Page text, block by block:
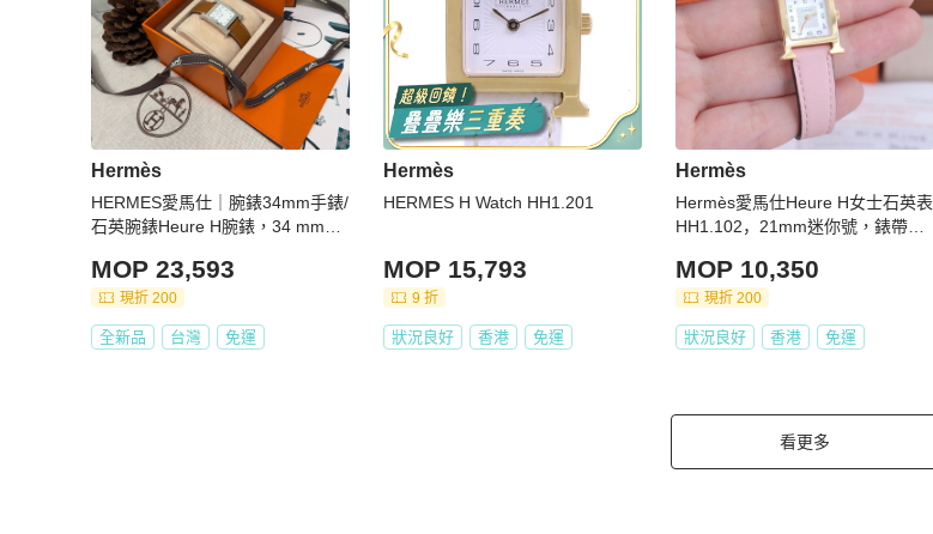
Hermès
HERMES愛馬仕｜腕錶34mm手錶/
石英腕錶Heure H腕錶，34 mm金
MOP 23,593
現折 200
全新品 台灣 免運
Hermès
HERMES H Watch HH1.201
MOP 15,793
9 折
狀況良好 香港 免運
Hermès
Hermès愛馬仕Heure H女士石英表
HH1.102，21mm迷你號，錶帶後
MOP 10,350
現折 200
狀況良好 香港 免運
看更多